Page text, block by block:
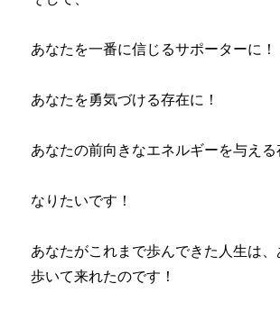
あなたを一番に信じるサポーターに！
あなたを勇気づける存在に！
あなたの前向きなエネルギーを与える
なりたいです！
あなたがこれまで歩んできた人生は
歩いて来れたのです！